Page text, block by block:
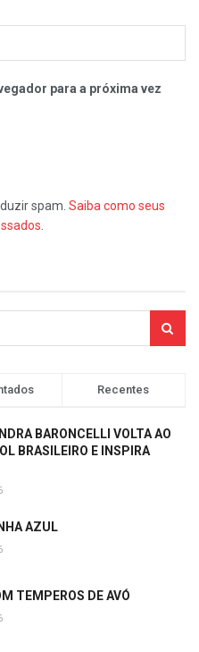
para a próxima vez
spam. Saiba como seus
Recentes
BARONCELLI VOLTA AO
BRASILEIRO E INSPIRA
AZUL
TEMPEROS DE AVÓ